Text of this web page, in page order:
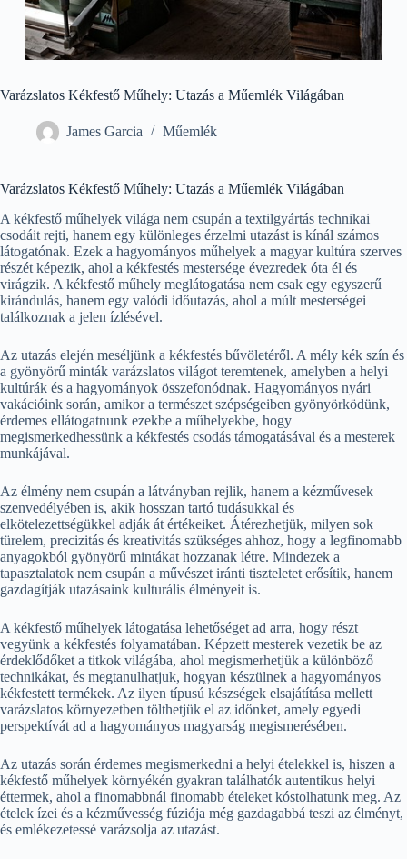
Varázslatos Kékfestő Műhely: Utazás a Műemlék Világában
James Garcia Műemlék
Varázslatos Kékfestő Műhely: Utazás a Műemlék Világában
A kékfestő műhelyek világa nem csupán a textilgyártás technikai
csodáit rejti, hanem egy különleges érzelmi utazást is kínál számos
látogatónak. Ezek a hagyományos műhelyek a magyar kultúra szerves
részét képezik, ahol a kékfestés mestersége évezredek óta él és
virágzik. A kékfestő műhely meglátogatása nem csak egy egyszerű
kirándulás, hanem egy valódi időutazás, ahol a múlt mesterségei
találkoznak a jelen ízlésével.
Az utazás elején meséljünk a kékfestés bűvöletéről. A mély kék szín és
a gyönyörű minták varázslatos világot teremtenek, amelyben a helyi
kultúrák és a hagyományok összefonódnak. Hagyományos nyári
vakációink során, amikor a természet szépségeiben gyönyörködünk,
érdemes ellátogatnunk ezekbe a műhelyekbe, hogy
megismerkedhessünk a kékfestés csodás támogatásával és a mesterek
munkájával.
Az élmény nem csupán a látványban rejlik, hanem a kézművesek
szenvedélyében is, akik hosszan tartó tudásukkal és
elkötelezettségükkel adják át értékeiket. Átérezhetjük, milyen sok
türelem, precizitás és kreativitás szükséges ahhoz, hogy a legfinomabb
anyagokból gyönyörű mintákat hozzanak létre. Mindezek a
tapasztalatok nem csupán a művészet iránti tiszteletet erősítik, hanem
gazdagítják utazásaink kulturális élményeit is.
A kékfestő műhelyek látogatása lehetőséget ad arra, hogy részt
vegyünk a kékfestés folyamatában. Képzett mesterek vezetik be az
érdeklődőket a titkok világába, ahol megismerhetjük a különböző
technikákat, és megtanulhatjuk, hogyan készülnek a hagyományos
kékfestett termékek. Az ilyen típusú készségek elsajátítása mellett
varázslatos környezetben tölthetjük el az időnket, amely egyedi
perspektívát ad a hagyományos magyarság megismerésében.
Az utazás során érdemes megismerkedni a helyi ételekkel is, hiszen a
kékfestő műhelyek környékén gyakran találhatók autentikus helyi
éttermek, ahol a finomabbnál finomabb ételeket kóstolhatunk meg. Az
ételek ízei és a kézművesség fúziója még gazdagabbá teszi az élményt,
és emlékezetessé varázsolja az utazást.